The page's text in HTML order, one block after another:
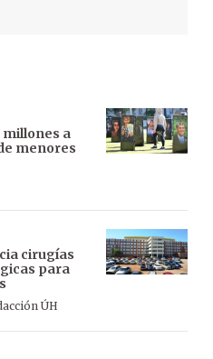
millones a
menores
cirugías
para
ÚH